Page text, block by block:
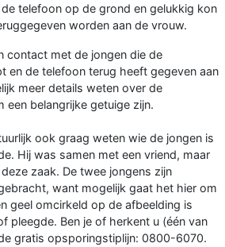
telefoon op de grond en gelukkig kon
worden aan de vrouw.
contact met de jongen die de
en de telefoon terug heeft gegeven aan
meer details weten over de
een belangrijke getuige zijn.
ook graag weten wie de jongen is
Hij was samen met een vriend, maar
zaak. De twee jongens zijn
want mogelijk gaat het hier om
geel omcirkeld op de afbeelding is
pleegde. Ben je of herkent u (één van
gratis opsporingstiplijn: 0800-6070.